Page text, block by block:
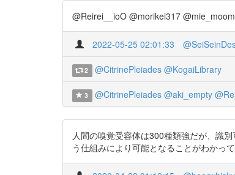
@Reirei__ioO @morikei317
2022-05-25 02:01:33
2 @CitrinePleiades @KogaiLibrary
3 @CitrinePleiades @aki_empty
人間の嗅覚受容体は300種類強だが、識
う仕組みにより可能となることがわかっ